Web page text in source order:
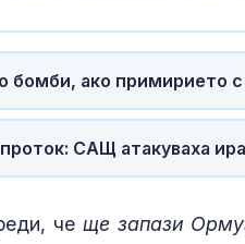
ако примирието с
САЩ атакуваха
че ще запази